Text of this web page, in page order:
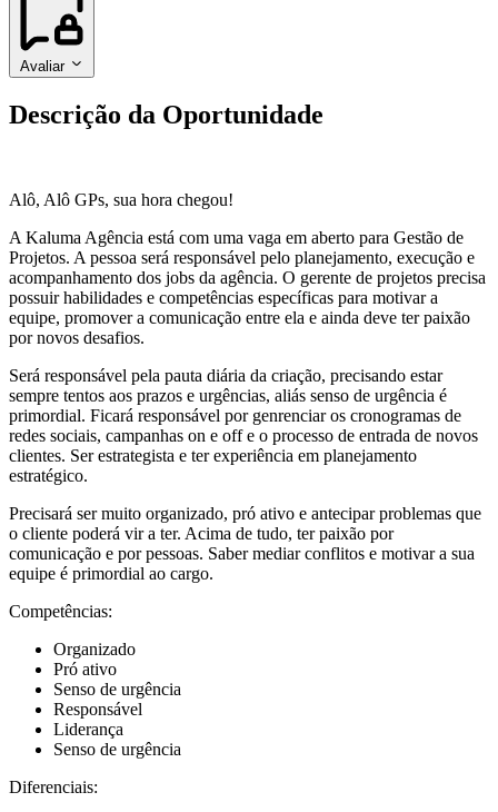
Avaliar
Descrição da Oportunidade
Alô, Alô GPs, sua hora chegou!
A Kaluma Agência está com uma vaga em aberto para Gestão de
Projetos. A pessoa será responsável pelo planejamento, execução e
acompanhamento dos jobs da agência. O gerente de projetos precisa
possuir habilidades e competências específicas para motivar a
equipe, promover a comunicação entre ela e ainda deve ter paixão
por novos desafios.
Será responsável pela pauta diária da criação, precisando estar
sempre tentos aos prazos e urgências, aliás senso de urgência é
primordial. Ficará responsável por genrenciar os cronogramas de
redes sociais, campanhas on e off e o processo de entrada de novos
clientes. Ser estrategista e ter experiência em planejamento
estratégico.
Precisará ser muito organizado, pró ativo e antecipar problemas que
o cliente poderá vir a ter. Acima de tudo, ter paixão por
comunicação e por pessoas. Saber mediar conflitos e motivar a sua
equipe é primordial ao cargo.
Competências:
Organizado
Pró ativo
Senso de urgência
Responsável
Liderança
Senso de urgência
Diferenciais: